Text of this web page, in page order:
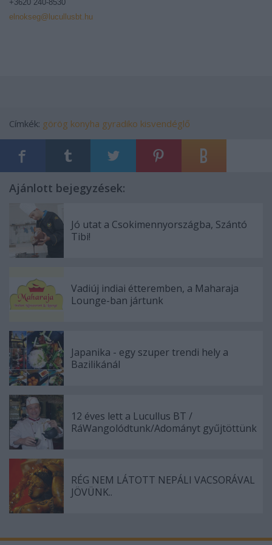
+3620 240-8530
elnokseg@lucullusbt.hu
Címkék: görög konyha gyradiko kisvendéglő
Ajánlott bejegyzések:
Jó utat a Csokimennyországba, Szántó
Tibi!
Vadiúj indiai étteremben, a Maharaja
Lounge-ban jártunk
Japanika - egy szuper trendi hely a
Bazilikánál
12 éves lett a Lucullus BT /
RáWangolódtunk/Adományt gyűjtöttünk
RÉG NEM LÁTOTT NEPÁLI VACSORÁVAL
JÖVÜNK..